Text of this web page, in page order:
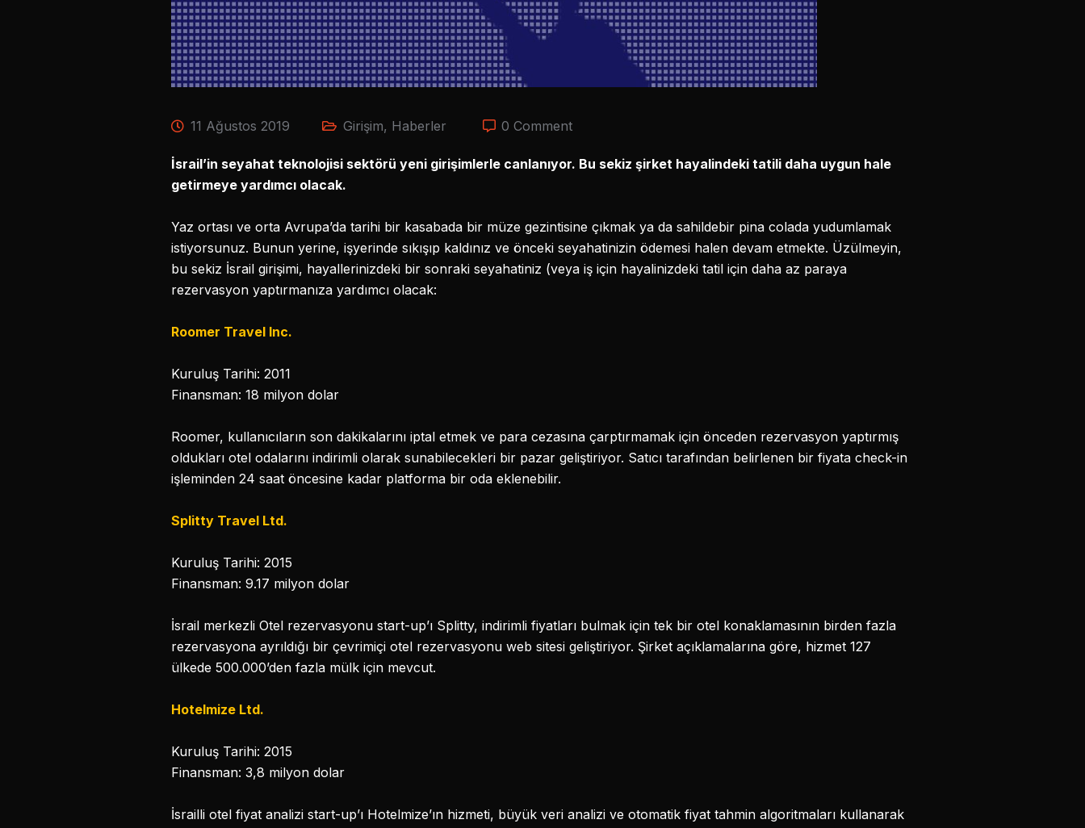
11 Ağustos 2019 Girişim, Haberler 0 Comment
İsrail’in seyahat teknolojisi sektörü yeni girişimlerle canlanıyor. Bu sekiz şirket hayalindeki tatili daha uygun hale
getirmeye yardımcı olacak.
Yaz ortası ve orta Avrupa’da tarihi bir kasabada bir müze gezintisine çıkmak ya da sahildebir pina colada yudumlamak
istiyorsunuz. Bunun yerine, işyerinde sıkışıp kaldınız ve önceki seyahatinizin ödemesi halen devam etmekte. Üzülmeyin,
bu sekiz İsrail girişimi, hayallerinizdeki bir sonraki seyahatiniz (veya iş için hayalinizdeki tatil için daha az paraya
rezervasyon yaptırmanıza yardımcı olacak:
Roomer Travel Inc.
Kuruluş Tarihi: 2011
Finansman: 18 milyon dolar
Roomer, kullanıcıların son dakikalarını iptal etmek ve para cezasına çarptırmamak için önceden rezervasyon yaptırmış
oldukları otel odalarını indirimli olarak sunabilecekleri bir pazar geliştiriyor. Satıcı tarafından belirlenen bir fiyata check-in
işleminden 24 saat öncesine kadar platforma bir oda eklenebilir.
Splitty Travel Ltd.
Kuruluş Tarihi: 2015
Finansman: 9.17 milyon dolar
İsrail merkezli Otel rezervasyonu start-up’ı Splitty, indirimli fiyatları bulmak için tek bir otel konaklamasının birden fazla
rezervasyona ayrıldığı bir çevrimiçi otel rezervasyonu web sitesi geliştiriyor. Şirket açıklamalarına göre, hizmet 127
ülkede 500.000’den fazla mülk için mevcut.
Hotelmize Ltd.
Kuruluş Tarihi: 2015
Finansman: 3,8 milyon dolar
İsrailli otel fiyat analizi start-up’ı Hotelmize’ın hizmeti, büyük veri analizi ve otomatik fiyat tahmin algoritmaları kullanarak